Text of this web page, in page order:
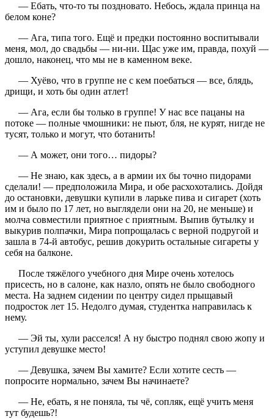
— Ебать, что-то ты поздновато. Небось, ждала принца на
белом коне?
— Ага, типа того. Ещё и предки постоянно воспитывали
меня, мол, до свадьбы — ни-ни. Щас уже им, правда, похуй —
дошло, наконец, что мы не в каменном веке.
— Хуёво, что в группе не с кем поебаться — все, блядь,
дрищи, и хоть бы один атлет!
— Ага, если бы только в группе! У нас все пацаны на
потоке — полные чмошники: не пьют, бля, не курят, нигде не
тусят, только и могут, что ботанить!
— А может, они того… пидоры?
— Не знаю, как здесь, а в армии их бы точно пидорами
сделали! — предположила Мира, и обе расхохотались. Дойдя
до остановки, девушки купили в ларьке пива и сигарет (хоть
им и было по 17 лет, но выглядели они на 20, не меньше) и
молча совместили приятное с приятным. Выпив бутылку и
выкурив полпачки, Мира попрощалась с верной подругой и
зашла в 74-й автобус, решив докурить остальные сигареты у
себя на балконе.
После тяжёлого учебного дня Мире очень хотелось
присесть, но в салоне, как назло, опять не было свободного
места. На заднем сидении по центру сидел прыщавый
подросток лет 15. Недолго думая, студентка направилась к
нему.
— Эй ты, хули расселся! А ну быстро поднял свою жопу и
уступил девушке место!
— Девушка, зачем Вы хамите? Если хотите сесть —
попросите нормально, зачем Вы начинаете?
— Не, ебать, я не поняла, ты чё, сопляк, ещё учить меня
тут будешь?!